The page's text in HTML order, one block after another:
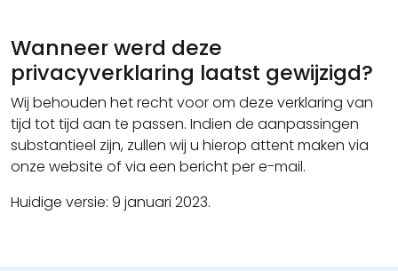
Wanneer werd deze
privacyverklaring laatst gewijzigd?
Wij behouden het recht voor om deze verklaring van
tijd tot tijd aan te passen. Indien de aanpassingen
substantieel zijn, zullen wij u hierop attent maken via
onze website of via een bericht per e-mail.
Huidige versie: 9 januari 2023.